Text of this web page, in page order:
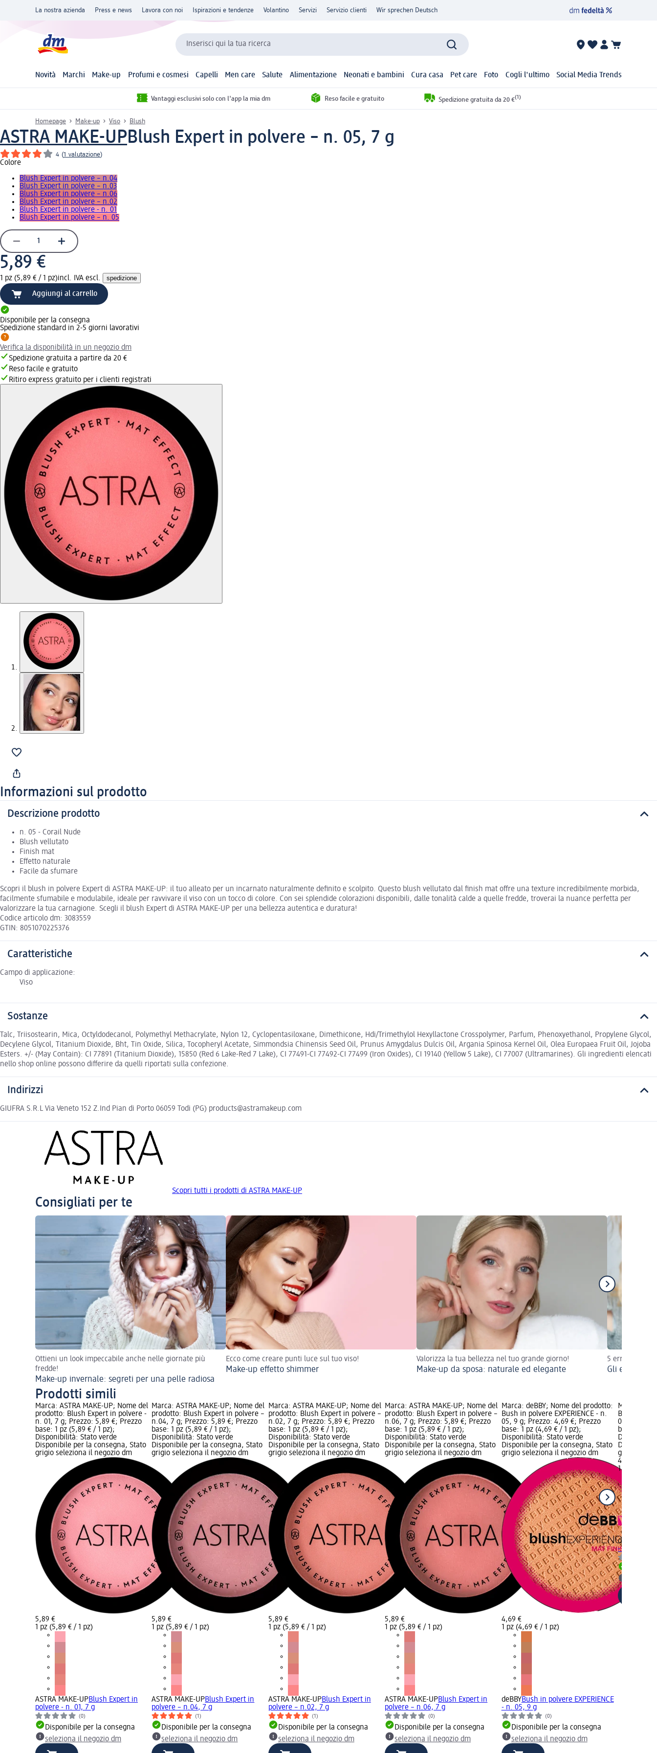
La nostra azienda Press e news Lavora con noi Ispirazioni e tendenze Volantino Servizi Servizio clienti Wir sprechen Deutsch
Inserisci qui la tua ricerca
Novità Marchi Make-up Profumi e cosmesi Capelli Men care Salute Alimentazione Neonati e bambini Cura casa Pet care Foto Cogli l'ultimo Social Media Trends
Vantaggi esclusivi solo con l'app la mia dm Reso facile e gratuito Spedizione gratuita da 20 €(1)
Homepage Make-up Viso Blush
ASTRA MAKE-UPBlush Expert in polvere – n. 05, 7 g
4 (1 valutazione)
Colore
Blush Expert in polvere – n.04
Blush Expert in polvere – n.03
Blush Expert in polvere – n.06
Blush Expert in polvere – n.02
Blush Expert in polvere - n. 01
Blush Expert in polvere – n. 05
5,89 €
1 pz (5,89 € / 1 pz)incl. IVA escl. spedizione
Aggiungi al carrello
Disponibile per la consegna
Spedizione standard in 2-5 giorni lavorativi
Verifica la disponibilità in un negozio dm
Spedizione gratuita a partire da 20 €
Reso facile e gratuito
Ritiro express gratuito per i clienti registrati
Informazioni sul prodotto
Descrizione prodotto
n. 05 - Corail Nude
Blush vellutato
Finish mat
Effetto naturale
Facile da sfumare
Scopri il blush in polvere Expert di ASTRA MAKE-UP: il tuo alleato per un incarnato naturalmente definito e scolpito. Questo blush vellutato dal finish mat offre una texture incredibilmente morbida,
facilmente sfumabile e modulabile, ideale per ravvivare il viso con un tocco di colore. Con sei splendide colorazioni disponibili, dalle tonalità calde a quelle fredde, troverai la nuance perfetta per
valorizzare la tua carnagione. Scegli il blush Expert di ASTRA MAKE-UP per una bellezza autentica e duratura!
Codice articolo dm: 3083559
GTIN: 8051070225376
Caratteristiche
Campo di applicazione:
Viso
Sostanze
Talc, Triisostearin, Mica, Octyldodecanol, Polymethyl Methacrylate, Nylon 12, Cyclopentasiloxane, Dimethicone, Hdi/Trimethylol Hexyllactone Crosspolymer, Parfum, Phenoxyethanol, Propylene Glycol,
Decylene Glycol, Titanium Dioxide, Bht, Tin Oxide, Silica, Tocopheryl Acetate, Simmondsia Chinensis Seed Oil, Prunus Amygdalus Dulcis Oil, Argania Spinosa Kernel Oil, Olea Europaea Fruit Oil, Jojoba
Esters. +/- (May Contain): CI 77891 (Titanium Dioxide), 15850 (Red 6 Lake-Red 7 Lake), CI 77491-CI 77492-CI 77499 (Iron Oxides), CI 19140 (Yellow 5 Lake), CI 77007 (Ultramarines). Gli ingredienti elencati
nello shop online possono differire da quelli riportati sulla confezione.
Indirizzi
GIUFRA S.R.L Via Veneto 152 Z.Ind Pian di Porto 06059 Todi (PG) products@astramakeup.com
Scopri tutti i prodotti di ASTRA MAKE-UP
Consigliati per te
Ottieni un look impeccabile anche nelle giornate più
fredde!
Make-up invernale: segreti per una pelle radiosa
Ecco come creare punti luce sul tuo viso!
Make-up effetto shimmer
Valorizza la tua bellezza nel tuo grande giorno!
Make-up da sposa: naturale ed elegante
5 errori e 5
Gli errori
Prodotti simili
Marca: ASTRA MAKE-UP; Nome del
prodotto: Blush Expert in polvere -
n. 01, 7 g; Prezzo: 5,89 €; Prezzo
base: 1 pz (5,89 € / 1 pz);
Disponibilità: Stato verde
Disponibile per la consegna, Stato
grigio seleziona il negozio dm
5,89 €
1 pz (5,89 € / 1 pz)
ASTRA MAKE-UPBlush Expert in
polvere - n. 01, 7 g
(0)
Disponibile per la consegna
seleziona il negozio dm
Marca: ASTRA MAKE-UP; Nome del
prodotto: Blush Expert in polvere –
n.04, 7 g; Prezzo: 5,89 €; Prezzo
base: 1 pz (5,89 € / 1 pz);
Disponibilità: Stato verde
Disponibile per la consegna, Stato
grigio seleziona il negozio dm
5,89 €
1 pz (5,89 € / 1 pz)
ASTRA MAKE-UPBlush Expert in
polvere – n.04, 7 g
(1)
Disponibile per la consegna
seleziona il negozio dm
Marca: ASTRA MAKE-UP; Nome del
prodotto: Blush Expert in polvere –
n.02, 7 g; Prezzo: 5,89 €; Prezzo
base: 1 pz (5,89 € / 1 pz);
Disponibilità: Stato verde
Disponibile per la consegna, Stato
grigio seleziona il negozio dm
5,89 €
1 pz (5,89 € / 1 pz)
ASTRA MAKE-UPBlush Expert in
polvere – n.02, 7 g
(1)
Disponibile per la consegna
seleziona il negozio dm
Marca: ASTRA MAKE-UP; Nome del
prodotto: Blush Expert in polvere –
n.06, 7 g; Prezzo: 5,89 €; Prezzo
base: 1 pz (5,89 € / 1 pz);
Disponibilità: Stato verde
Disponibile per la consegna, Stato
grigio seleziona il negozio dm
5,89 €
1 pz (5,89 € / 1 pz)
ASTRA MAKE-UPBlush Expert in
polvere – n.06, 7 g
(0)
Disponibile per la consegna
seleziona il negozio dm
Marca: deBBY; Nome del prodotto:
Bush in polvere EXPERIENCE - n.
05, 9 g; Prezzo: 4,69 €; Prezzo
base: 1 pz (4,69 € / 1 pz);
Disponibilità: Stato verde
Disponibile per la consegna, Stato
grigio seleziona il negozio dm
4,69 €
1 pz (4,69 € / 1 pz)
deBBYBush in polvere EXPERIENCE
- n. 05, 9 g
(0)
Disponibile per la consegna
seleziona il negozio dm
Marca:
Bush in
06, 9 g;
base: 1 pz
Disponibile
grigio
4,69 €
1 pz (4,69 €
deBBY
- n. 06, 9 g